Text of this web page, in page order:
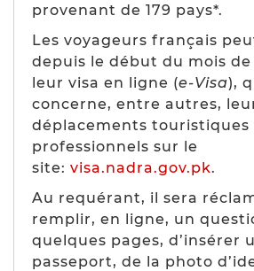
provenant de 179 pays*.
Les voyageurs français
depuis le début du mois
leur visa en ligne (e-Visa),
concerne, entre autres,
déplacements touristiques
professionnels sur le
site: visa.nadra.gov.pk.
Au requérant, il sera
remplir, en ligne, un
quelques pages, d’insérer
passeport, de la photo